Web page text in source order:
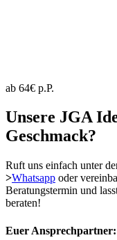
ab 64€ p.P.
Unsere JGA
Geschmack?
Ruft uns einfach unter
>Whatsapp oder
Beratungstermin und
beraten!
Euer Ansprechpartner: